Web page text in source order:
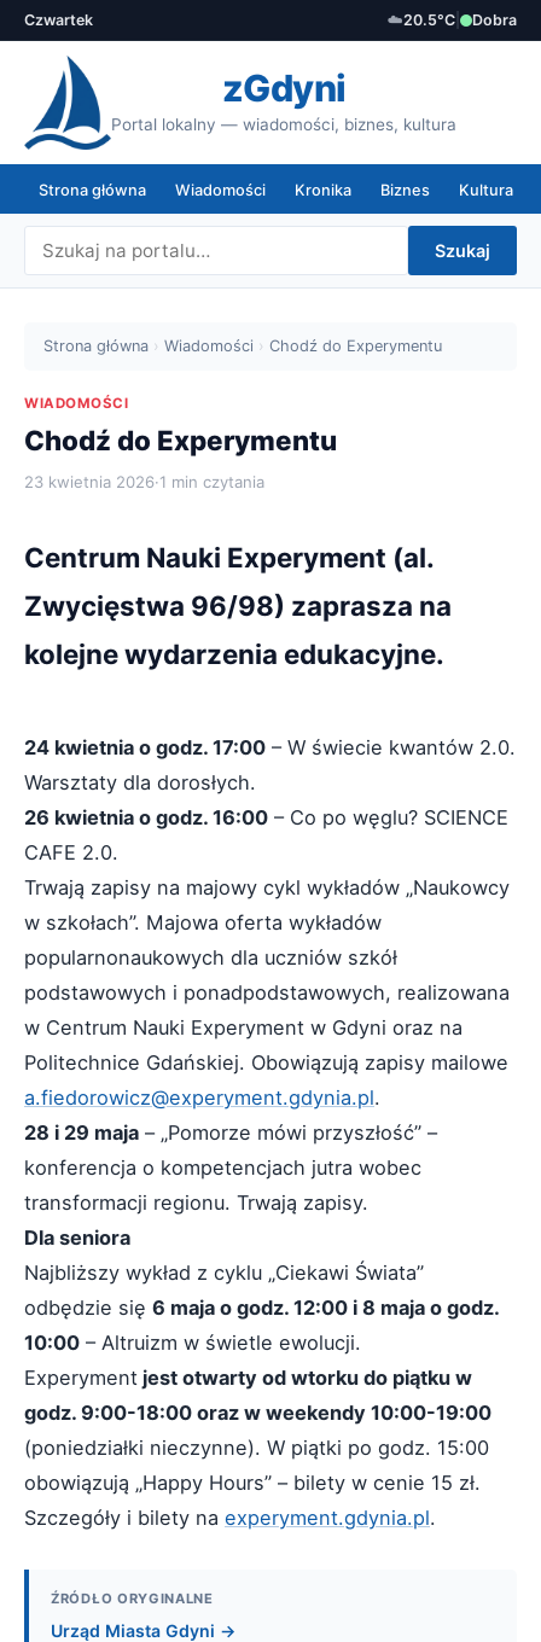
Czwartek ☁️20.5°C Dobra
zGdyni
Portal lokalny — wiadomości, biznes, kultura
Strona główna Wiadomości Kronika Biznes Kultura
Szukaj
Strona główna › Wiadomości › Chodź do Experymentu
WIADOMOŚCI
Chodź do Experymentu
23 kwietnia 2026·1 min czytania
Centrum Nauki Experyment (al.
Zwycięstwa 96/98) zaprasza na
kolejne wydarzenia edukacyjne.
24 kwietnia o godz. 17:00 – W świecie kwantów 2.0.
Warsztaty dla dorosłych.
26 kwietnia o godz. 16:00 – Co po węglu? SCIENCE
CAFE 2.0.
Trwają zapisy na majowy cykl wykładów „Naukowcy
w szkołach”. Majowa oferta wykładów
popularnonaukowych dla uczniów szkół
podstawowych i ponadpodstawowych, realizowana
w Centrum Nauki Experyment w Gdyni oraz na
Politechnice Gdańskiej. Obowiązują zapisy mailowe
a.fiedorowicz@experyment.gdynia.pl.
28 i 29 maja – „Pomorze mówi przyszłość” –
konferencja o kompetencjach jutra wobec
transformacji regionu. Trwają zapisy.
Dla seniora
Najbliższy wykład z cyklu „Ciekawi Świata”
odbędzie się 6 maja o godz. 12:00 i 8 maja o godz.
10:00 – Altruizm w świetle ewolucji.
Experyment jest otwarty od wtorku do piątku w
godz. 9:00-18:00 oraz w weekendy 10:00-19:00
(poniedziałki nieczynne). W piątki po godz. 15:00
obowiązują „Happy Hours” – bilety w cenie 15 zł.
Szczegóły i bilety na experyment.gdynia.pl.
ŹRÓDŁO ORYGINALNE
Urząd Miasta Gdyni →